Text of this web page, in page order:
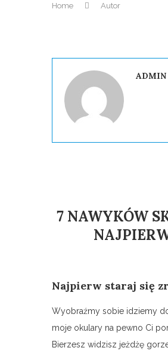
Home Autor
ADMIN
7 NAWYKÓW
Najpierw staraj się
Wyobraźmy sobie idziemy
moje okulary na pewno Ci
Bierzesz widzisz jeżdżę